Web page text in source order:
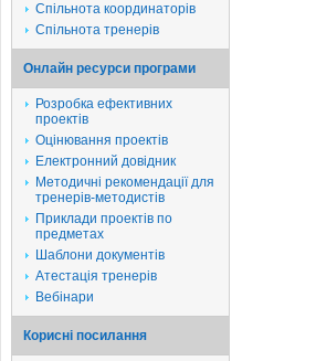
Спільнота координаторів
Спільнота тренерів
Онлайн ресурси програми
Розробка ефективних
проектів
Оцінювання проектів
Електронний довідник
Методичні рекомендації для
тренерів-методистів
Приклади проектів по
предметах
Шаблони документів
Атестація тренерів
Вебінари
Корисні посилання